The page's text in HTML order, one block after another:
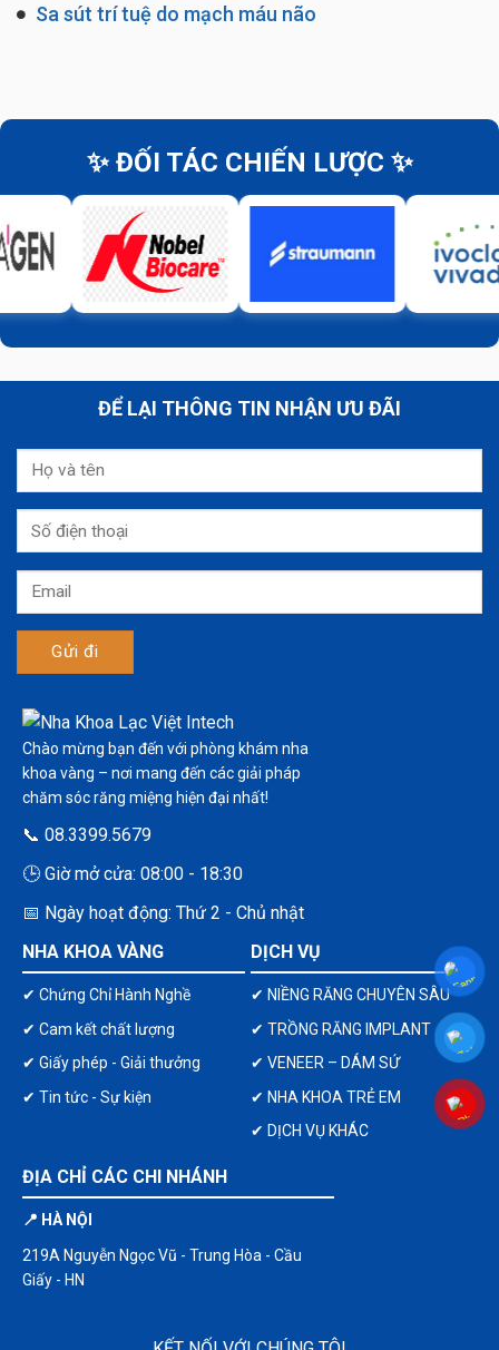
Sa sút trí tuệ do mạch máu não
✨ ĐỐI TÁC CHIẾN LƯỢC ✨
ĐỂ LẠI THÔNG TIN NHẬN ƯU ĐÃI
Chào mừng bạn đến với phòng khám nha
khoa vàng – nơi mang đến các giải pháp
chăm sóc răng miệng hiện đại nhất!
📞 08.3399.5679
🕒 Giờ mở cửa: 08:00 - 18:30
📅 Ngày hoạt động: Thứ 2 - Chủ nhật
NHA KHOA VÀNG
✔ Chứng Chỉ Hành Nghề
✔ Cam kết chất lượng
✔ Giấy phép - Giải thưởng
✔ Tin tức - Sự kiện
DỊCH VỤ
✔ NIỀNG RĂNG CHUYÊN SÂU
✔ TRỒNG RĂNG IMPLANT
✔ VENEER – DÁM SỨ
✔ NHA KHOA TRẺ EM
✔ DỊCH VỤ KHÁC
ĐỊA CHỈ CÁC CHI NHÁNH
📍 HÀ NỘI
219A Nguyễn Ngọc Vũ - Trung Hòa - Cầu
Giấy - HN